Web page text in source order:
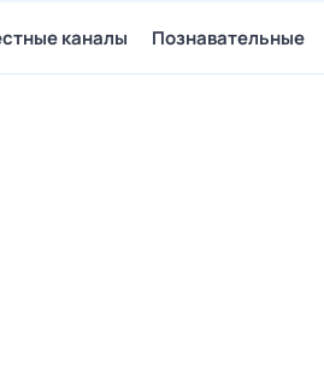
каналы Познавательные